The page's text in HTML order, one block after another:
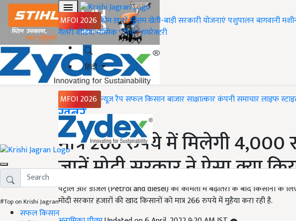
MFOI 2026 होमख़बरेंमौसमखेती-बाड़ीसरकारी योजनाएंपशुपालनबागवानी
गैलरीवीडियोमासिक पत्रिकाडायरेक्टरी
हिंदी
MFOI 2026 न्यूज़ रैपसफल किसानबाजारसाक्षात्कारकंपनी समाचारलाइफ
#Top on Krishi Jagran
सफल किसान
Home
ख़बरें
मात्र 266 रुपये में मिलेगी 4,000
जानें मोदी सरकार ने ऐसा क्या
पेट्रोल और डीजल (Petrol and diesel) की कीमतों में बढ़ोतरी के बाद किसानों के
मोदी सरकार हजारों की खाद किसानों को मात्र 266 रुपये में मुहैया करा रही है.